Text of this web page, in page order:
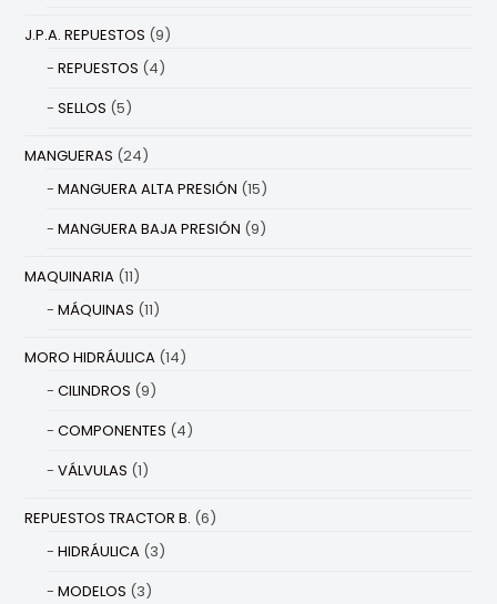
J.P.A. REPUESTOS (9)
REPUESTOS (4)
SELLOS (5)
MANGUERAS (24)
MANGUERA ALTA PRESIÓN (15)
MANGUERA BAJA PRESIÓN (9)
MAQUINARIA (11)
MÁQUINAS (11)
MORO HIDRÁULICA (14)
CILINDROS (9)
COMPONENTES (4)
VÁLVULAS (1)
REPUESTOS TRACTOR B. (6)
HIDRÁULICA (3)
MODELOS (3)